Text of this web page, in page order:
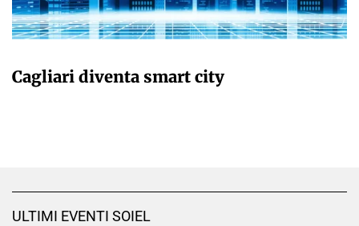
Cagliari diventa smart city
ULTIMI EVENTI SOIEL